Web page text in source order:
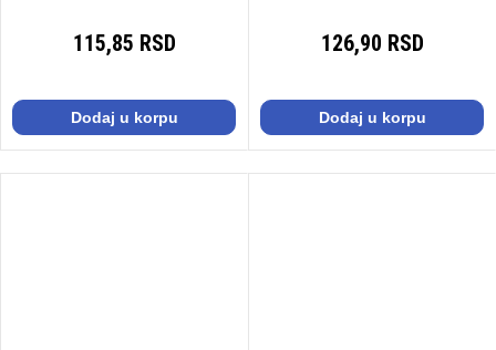
115,85 RSD
Dodaj u korpu
126,90 RSD
Dodaj u korpu